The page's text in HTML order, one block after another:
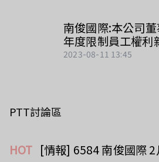
南俊國際:本公司
年度限制員工權利
2023-08-11 13:45
PTT討論區
HOT [情報] 6584 南俊國際